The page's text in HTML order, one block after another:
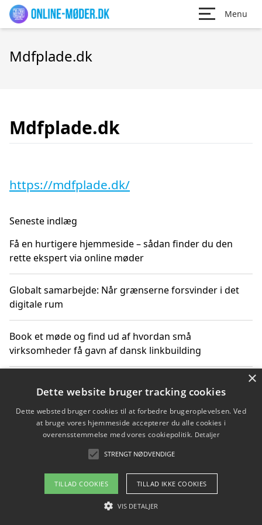
Menu
Mdfplade.dk
Mdfplade.dk
https://mdfplade.dk/
Seneste indlæg
Få en hurtigere hjemmeside – sådan finder du den
rette ekspert via online møder
Globalt samarbejde: Når grænserne forsvinder i det
digitale rum
Book et møde og find ud af hvordan små
virksomheder få gavn af dansk linkbuilding
får du indgår et samarbejde
Hold et møde med en WordPress ekspert og vælg den
mest professionelle til at vedligeholde din løsning
Copyright 2026 - Pilanto Aps
Om / kontakt
×
Dette website bruger tracking cookies
Dette websted bruger cookies til at forbedre brugeroplevelsen. Ved
at bruge vores hjemmeside accepterer du alle cookies i
overensstemmelse med vores cookiepolitik. Detaljer
STRENGT NØDVENDIGE
TILLAD COOKIES TILLAD IKKE COOKIES
VIS DETALJER